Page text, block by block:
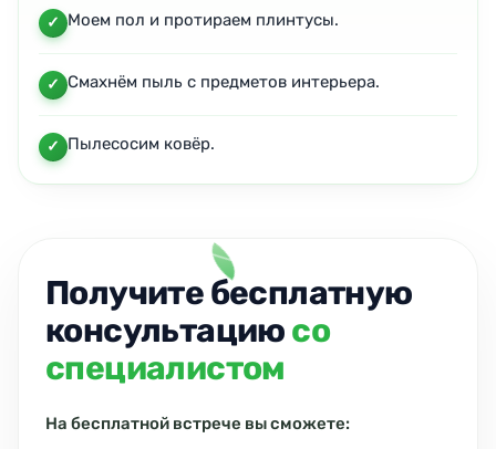
Моем пол и протираем плинтусы.
Смахнём пыль с предметов интерьера.
Пылесосим ковёр.
Получите бесплатную
консультациюсо
специалистом
На бесплатной встрече вы сможете: